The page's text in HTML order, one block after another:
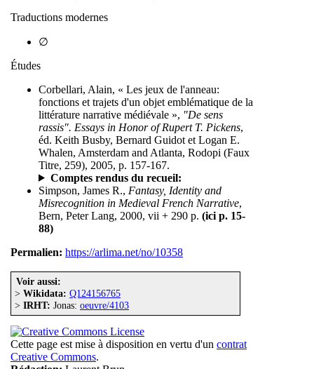
Traductions modernes
∅
Études
Corbellari, Alain, « Les jeux de l'anneau:
fonctions et trajets d'un objet emblématique de la
littérature narrative médiévale », "De sens
rassis". Essays in Honor of Rupert T. Pickens,
éd. Keith Busby, Bernard Guidot et Logan E.
Whalen, Amsterdam and Atlanta, Rodopi (Faux
Titre, 259), 2005, p. 157-167.
Comptes rendus du recueil:
Simpson, James R., Fantasy, Identity and
Misrecognition in Medieval French Narrative,
Bern, Peter Lang, 2000, vii + 290 p. (ici p. 15-
88)
Permalien: https://arlima.net/no/10358
Voir aussi:
> Wikidata: Q124156765
> IRHT: Jonas: oeuvre/4103
Cette page est mise à disposition en vertu d'un contrat
Creative Commons.